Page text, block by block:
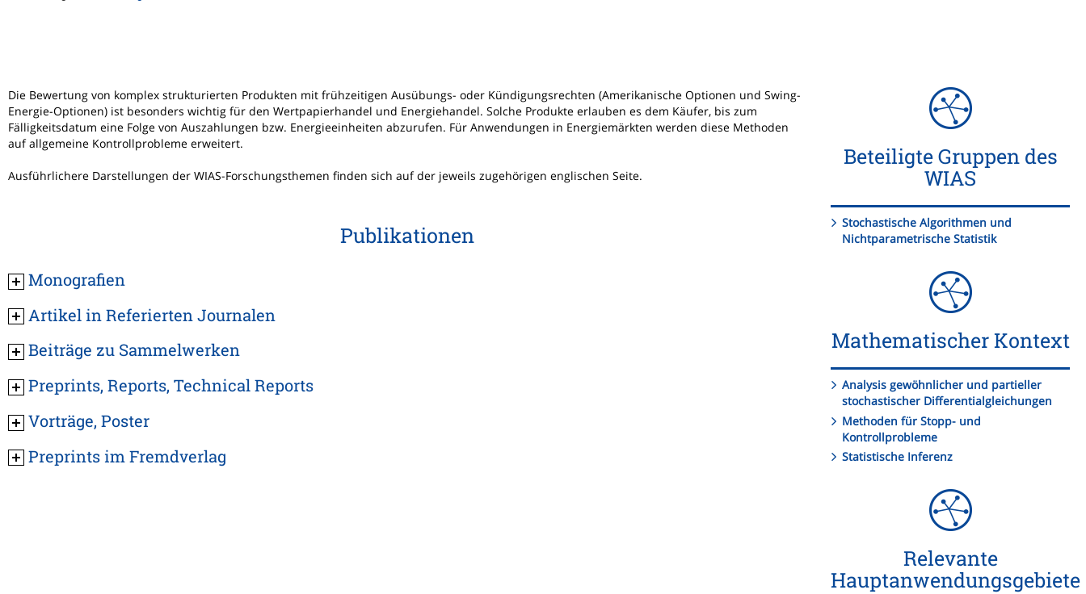
Die Bewertung von komplex strukturierten Produkten mit frühzeitigen Ausübungs- oder Kündigungsrechten (Amerikanische Optionen und Swing-
Energie-Optionen) ist besonders wichtig für den Wertpapierhandel und Energiehandel. Solche Produkte erlauben es dem Käufer, bis zum
Fälligkeitsdatum eine Folge von Auszahlungen bzw. Energieeinheiten abzurufen. Für Anwendungen in Energiemärkten werden diese Methoden
auf allgemeine Kontrollprobleme erweitert.
Ausführlichere Darstellungen der WIAS-Forschungsthemen finden sich auf der jeweils zugehörigen englischen Seite.
Publikationen
Monografien
Artikel in Referierten Journalen
Beiträge zu Sammelwerken
Preprints, Reports, Technical Reports
Vorträge, Poster
Preprints im Fremdverlag
Beteiligte Gruppen des
WIAS
Stochastische Algorithmen und
Nichtparametrische Statistik
Mathematischer Kontext
Analysis gewöhnlicher und partieller
stochastischer Differentialgleichungen
Methoden für Stopp- und
Kontrollprobleme
Statistische Inferenz
Relevante
Hauptanwendungsgebiete